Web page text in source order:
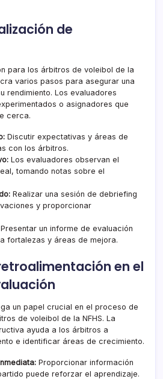
de
para los árbitros de voleibol de la
varios pasos para asegurar una
rendimiento. Los evaluadores
o asignadores que
cerca.
Discutir expectativas y áreas de
con los árbitros.
Los evaluadores observan el
tomando notas sobre el
Realizar una sesión de debriefing
y proporcionar
Presentar un informe de evaluación
fortalezas y áreas de mejora.
en el
un papel crucial en el proceso de
de voleibol de la NFHS. La
ayuda a los árbitros a
e identificar áreas de crecimiento.
Proporcionar información
puede reforzar el aprendizaje.